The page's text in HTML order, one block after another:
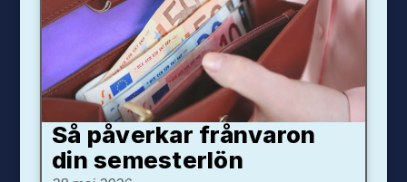
Så påverkar från­varon
din semester­lön